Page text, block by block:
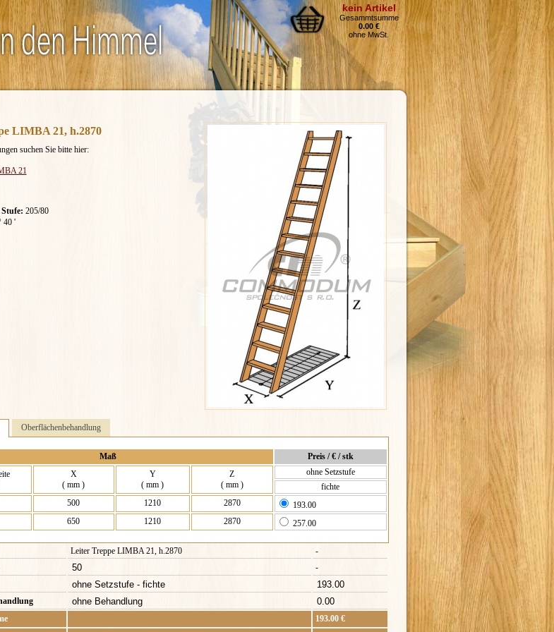
LIMBA 21, h.2870
suchen Sie bitte hier:
21
205/80
40 '
Oberflächenbehandlung
Maß
Preis / € / stk
X
( mm )
Y
( mm )
Z
( mm )
ohne Setzstufe
fichte
500 1210 2870
193.00
650 1210 2870 257.00
Leiter Treppe LIMBA 21, h.2870
-
-
193.00€